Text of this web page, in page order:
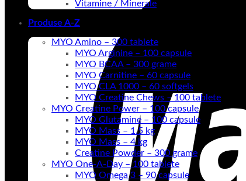
Vitamine / Minerale
Produse A-Z
MYO Amino – 300 tablete
MYO Arginine – 100 capsule
MYO BCAA – 300 grame
MYO Carnitine – 60 capsule
MYO CLA 1000 – 60 softgels
MYO Creatine Chews – 100 tablete
MYO Creatine Power – 100 capsule
MYO Glutamine – 100 capsule
MYO Mass – 1.5 kg
MYO Mass – 4 kg
Creatine Powder – 300 grame
MYO One-A-Day – 100 tablete
MYO Omega 3 – 90 capsule